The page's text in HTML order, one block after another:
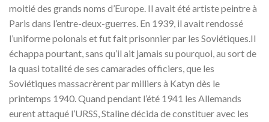
moitié des grands noms d’Europe. Il avait été artiste peintre à
Paris dans l’entre-deux-guerres. En 1939, il avait rendossé
l’uniforme polonais et fut fait prisonnier par les Soviétiques.Il
échappa pourtant, sans qu’il ait jamais su pourquoi, au sort de
la quasi totalité de ses camarades officiers, que les
Soviétiques massacrèrent par milliers à Katyn dès le
printemps 1940. Quand pendant l’été 1941 les Allemands
eurent attaqué l’URSS, Staline décida de constituer avec les